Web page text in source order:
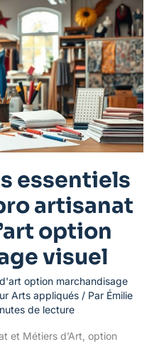
essentiels
artisanat
option
visuel
option marchandisage
Arts appliqués/ Par Émilie
de lecture
et Métiers d’Art, option